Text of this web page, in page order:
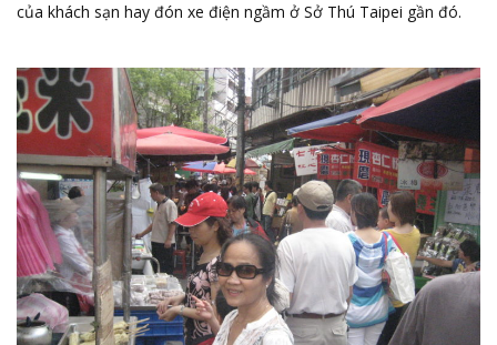
của khách sạn hay đón xe điện ngầm ở Sở Thú Taipei gần đó.